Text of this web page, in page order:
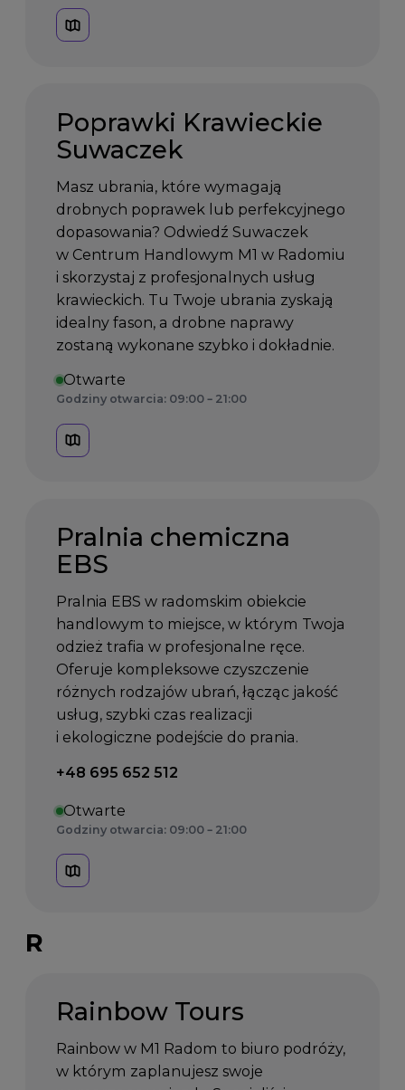
Poprawki Krawieckie
Suwaczek
Masz ubrania, które wymagają
drobnych poprawek lub perfekcyjnego
dopasowania? Odwiedź Suwaczek
w Centrum Handlowym M1 w Radomiu
i skorzystaj z profesjonalnych usług
krawieckich. Tu Twoje ubrania zyskają
idealny fason, a drobne naprawy
zostaną wykonane szybko i dokładnie.
Otwarte
Godziny otwarcia: 09:00 – 21:00
Pralnia chemiczna
EBS
Pralnia EBS w radomskim obiekcie
handlowym to miejsce, w którym Twoja
odzież trafia w profesjonalne ręce.
Oferuje kompleksowe czyszczenie
różnych rodzajów ubrań, łącząc jakość
usług, szybki czas realizacji
i ekologiczne podejście do prania.
Telefon kontaktowy:
+48 695 652 512
Otwarte
Godziny otwarcia: 09:00 – 21:00
R
Rainbow Tours
Rainbow w M1 Radom to biuro podróży,
w którym zaplanujesz swoje